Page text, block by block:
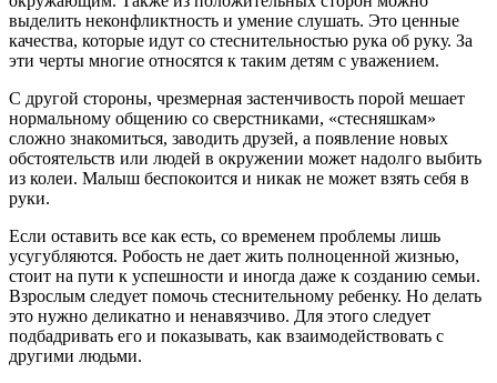
выделить неконфликтность и умение слушать. Это ценные
качества, которые идут со стеснительностью рука об руку. За
эти черты многие относятся к таким детям с уважением.
С другой стороны, чрезмерная застенчивость порой мешает
нормальному общению со сверстниками, «стесняшкам»
сложно знакомиться, заводить друзей, а появление новых
обстоятельств или людей в окружении может надолго выбить
из колеи. Малыш беспокоится и никак не может взять себя в
руки.
Если оставить все как есть, со временем проблемы лишь
усугубляются. Робость не дает жить полноценной жизнью,
стоит на пути к успешности и иногда даже к созданию семьи.
Взрослым следует помочь стеснительному ребенку. Но делать
это нужно деликатно и ненавязчиво. Для этого следует
подбадривать его и показывать, как взаимодействовать с
другими людьми.